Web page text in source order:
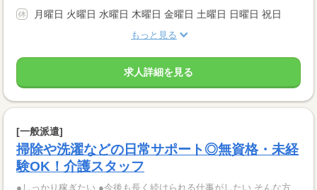
月曜日 火曜日 水曜日 木曜日 金曜日 土曜日 日曜日 祝日
もっと見る
求人詳細を見る
[一般派遣]
掃除や洗濯などの日常サポート◎無資格・未経
験OK！介護スタッフ
●しっかり稼ぎたい ●今後も長く続けられる仕事がしたい そんな方、